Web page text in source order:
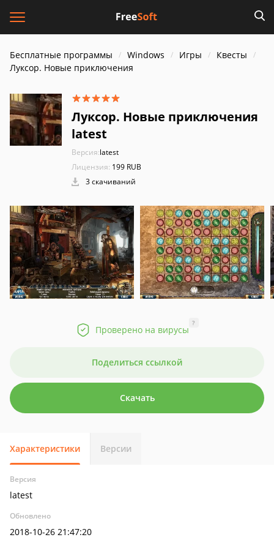
Бесплатные программы Windows Игры
Квесты
Луксор. Новые приключения
Луксор. Новые приключения
latest
Версия:latest
Лицензия: 199 RUB
3 скачиваний
Проверено на вирусы
?
Поделиться ссылкой
Скачать
Характеристики Версии
Версия
latest
Обновлено
2018-10-26 21:47:20